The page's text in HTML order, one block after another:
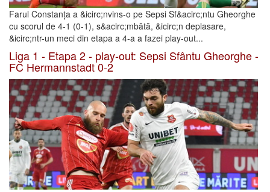
Farul Constanța a &icirc;nvins-o pe Sepsi Sf&acirc;ntu Gheorghe
cu scorul de 4-1 (0-1), s&acirc;mbătă, &icirc;n deplasare,
&icirc;ntr-un meci din etapa a 4-a a fazei play-out...
Liga 1 - Etapa 2 - play-out: Sepsi Sfântu Gheorghe -
FC Hermannstadt 0-2